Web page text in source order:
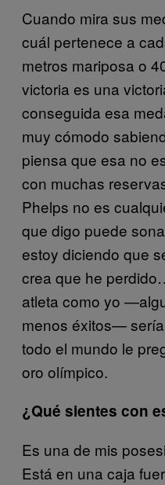
Cuando mira sus
cuál pertenece a
metros mariposa o
victoria es una
conseguida esa
muy cómodo
piensa que esa no
con muchas
Phelps no es
que digo puede
estoy diciendo que
crea que he
atleta como yo
menos éxitos—
todo el mundo le
oro olímpico.
¿Qué sientes con
Es una de mis
Está en una caja